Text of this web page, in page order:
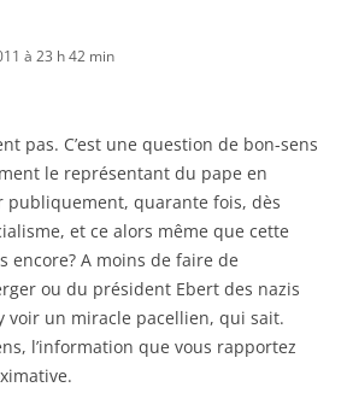
à 23 h 42 min
pas. C’est une question de bon-sens
le représentant du pape en
publiquement, quarante fois, dès
et ce alors même que cette
encore? A moins de faire de
ou du président Ebert des nazis
voir un miracle pacellien, qui sait.
l’information que vous rapportez